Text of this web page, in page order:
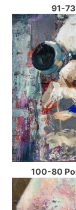
91-
100-80